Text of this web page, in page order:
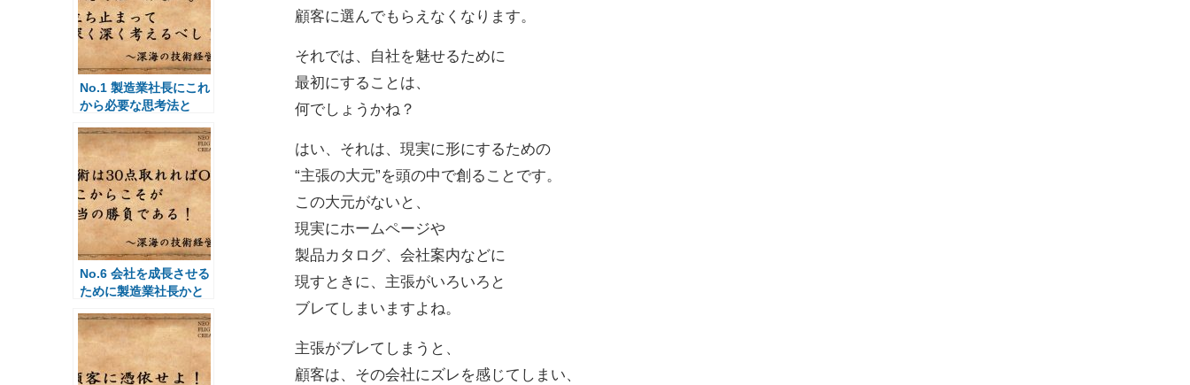
顧客に選んでもらえなくなります。
それでは、自社を魅せるために
最初にすることは、
何でしょうかね？
はい、それは、現実に形にするための
“主張の大元”を頭の中で創ることです。
この大元がないと、
現実にホームページや
製品カタログ、会社案内などに
現すときに、主張がいろいろと
ブレてしまいますよね。
主張がブレてしまうと、
顧客は、その会社にズレを感じてしまい、
No.1 製造業社長にこれ
から必要な思考法と
No.6 会社を成長させる
ために製造業社長かと